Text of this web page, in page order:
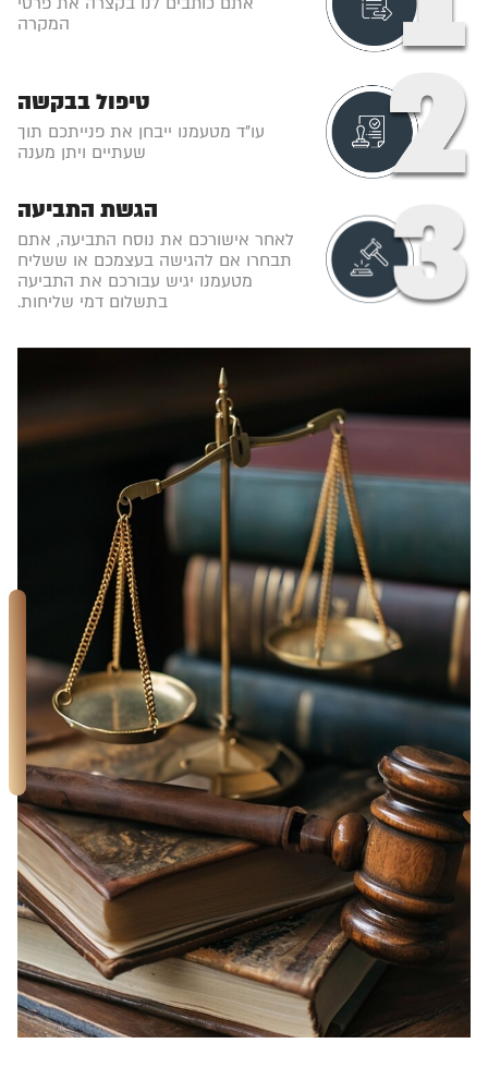
המקרה
טיפול בבקשה
עו"ד מטעמנו ייבחן את פנייתכם תוך
שעתיים ויתן מענה
הגשת התביעה
לאחר אישורכם את נוסח התביעה, אתם
תבחרו אם להגישה בעצמכם או ששליח
מטעמנו יגיש עבורכם את התביעה
בתשלום דמי שליחות.